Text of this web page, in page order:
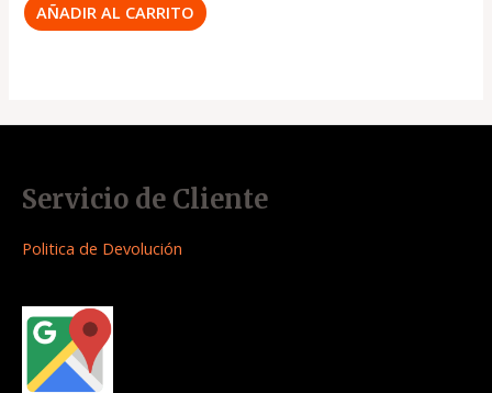
AÑADIR AL CARRITO
Servicio de Cliente
Politica de Devolución